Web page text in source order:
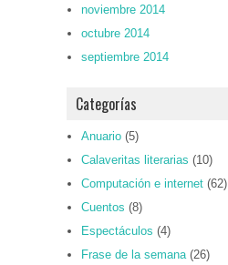
noviembre 2014
octubre 2014
septiembre 2014
Categorías
Anuario (5)
Calaveritas literarias (10)
Computación e internet (62)
Cuentos (8)
Espectáculos (4)
Frase de la semana(26)